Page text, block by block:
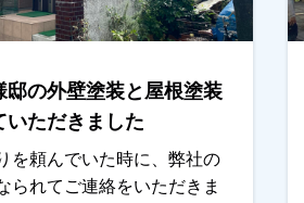
邸の外壁塗装と屋根塗装
いただきました
を頼んでいた時に、弊社の
られてご連絡をいただきま